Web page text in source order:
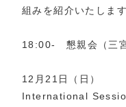
組みを紹介いたします
18:00- 懇親会（三宮
12月21日（日）
International